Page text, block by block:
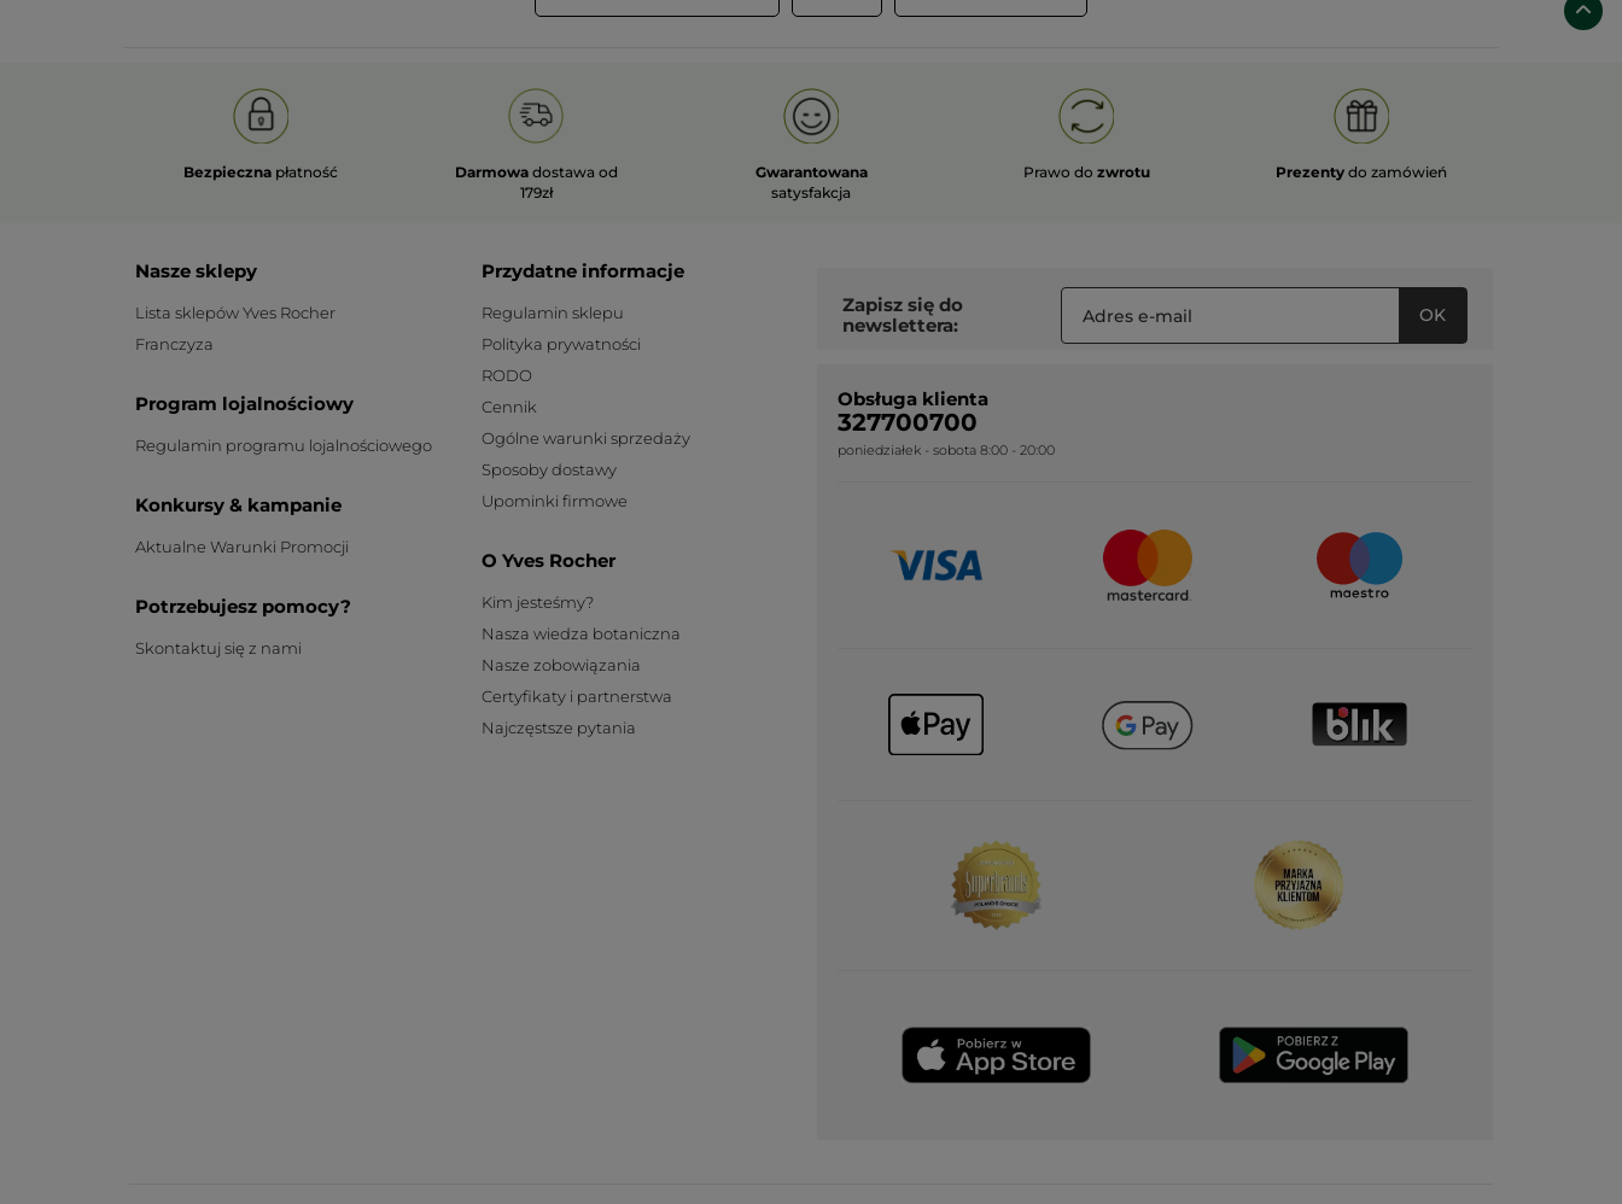
Bezpieczna płatność Darmowa dostawa od
179zł
Gwarantowana
satysfakcja
Prawo do zwrotu Prezenty do zamówień
Nasze sklepy
Lista sklepów Yves Rocher
Franczyza
Program lojalnościowy
Regulamin programu lojalnościowego
Konkursy & kampanie
Aktualne Warunki Promocji
Potrzebujesz pomocy?
Skontaktuj się z nami
Przydatne informacje
Regulamin sklepu
Polityka prywatności
RODO
Cennik
Ogólne warunki sprzedaży
Sposoby dostawy
Upominki firmowe
O Yves Rocher
Kim jesteśmy?
Nasza wiedza botaniczna
Nasze zobowiązania
Certyfikaty i partnerstwa
Najczęstsze pytania
Zapisz się do
newslettera:
OK
Obsługa klienta
327700700
poniedziałek - sobota 8:00 - 20:00